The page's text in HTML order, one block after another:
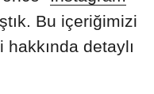
Bu içeriğimizi
detaylı